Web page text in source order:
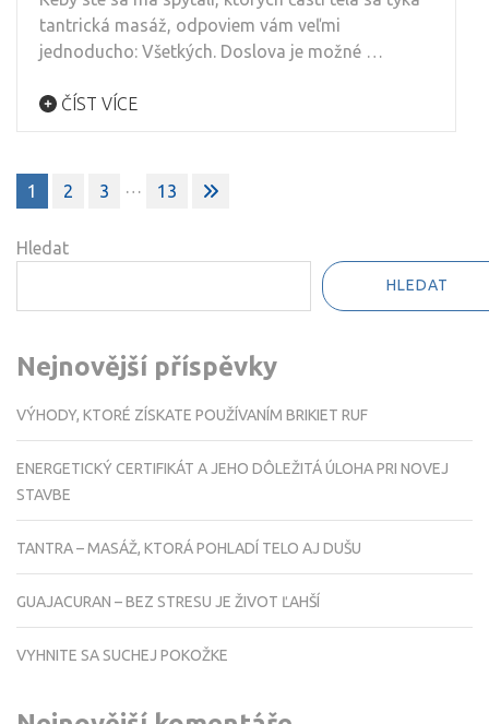
tantrická masáž, odpoviem vám veľmi
jednoducho: Všetkých. Doslova je možné …
ČÍST VÍCE
Stránkování
příspěvků
1 2 3 … 13
Hledat
HLEDAT
Nejnovější příspěvky
VÝHODY, KTORÉ ZÍSKATE POUŽÍVANÍM BRIKIET RUF
ENERGETICKÝ CERTIFIKÁT A JEHO DÔLEŽITÁ ÚLOHA PRI NOVEJ
STAVBE
TANTRA – MASÁŽ, KTORÁ POHLADÍ TELO AJ DUŠU
GUAJACURAN – BEZ STRESU JE ŽIVOT ĽAHŠÍ
VYHNITE SA SUCHEJ POKOŽKE